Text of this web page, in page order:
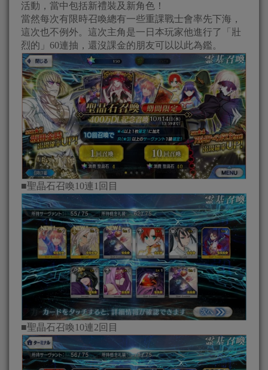
活動，當中包括新禮裝及新角色！
當然每次有限時召喚總有一些重課戰士會率先下海，
這次也不例外。這次主角是一日本玩家他進行了「壯
烈的」60連抽，還沒課金的朋友可以以此為鑑。
■聖晶石召喚10連1回目
■聖晶石召喚10連2回目